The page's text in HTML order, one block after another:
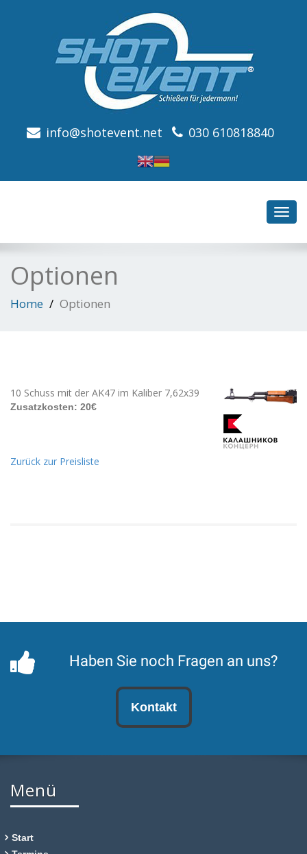
info@shotevent.net 030 610818840
Optionen
Home Optionen
10 Schuss mit der AK47 im Kaliber 7,62x39
Zusatzkosten: 20€
Zurück zur Preisliste
Haben Sie noch Fragen an uns?
Kontakt
Menü
Start